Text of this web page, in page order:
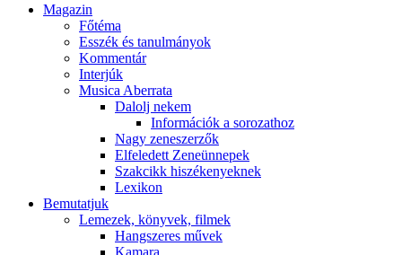
Magazin
Főtéma
Esszék és tanulmányok
Kommentár
Interjúk
Musica Aberrata
Dalolj nekem
Információk a sorozathoz
Nagy zeneszerzők
Elfeledett Zeneünnepek
Szakcikk hiszékenyeknek
Lexikon
Bemutatjuk
Lemezek, könyvek, filmek
Hangszeres művek
Kamara